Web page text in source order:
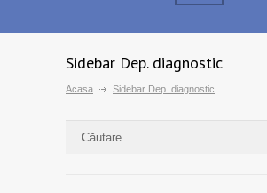
Sidebar Dep. diagnostic
Acasa Sidebar Dep. diagnostic